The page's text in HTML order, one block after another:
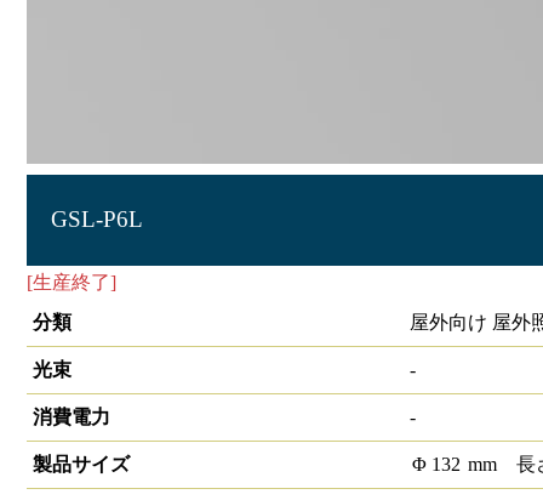
GSL-P6L
[生産終了]
分類
屋外向け 屋外
光束 -
消費電力 -
製品サイズ Φ 132 mm 長